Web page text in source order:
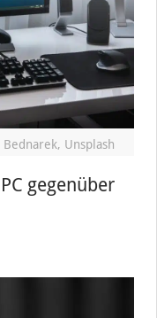
Unsplash
gegenüber